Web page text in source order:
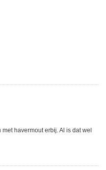
havermout erbij. Al is dat wel